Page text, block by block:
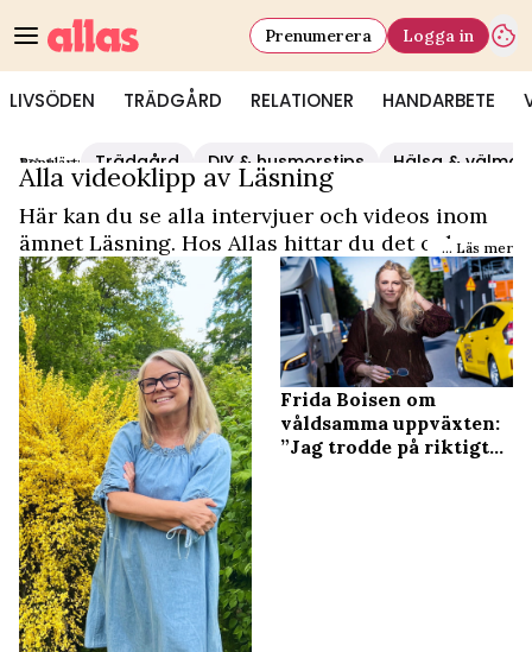
LIVSÖDEN TRÄDGÅRD RELATIONER HANDARBETE
Prenumerera Logga in
Populärt: Trädgård DIY & husmorstips Hälsa &
Video Start/Läsning
Alla videoklipp av Läsning
Här kan du se alla intervjuer och videos inom
ämnet Läsning. Hos Allas hittar du det och
mycket mer.
... Läs mer
Frida Boisen om
våldsamma uppväxten:
”Jag trodde på riktigt